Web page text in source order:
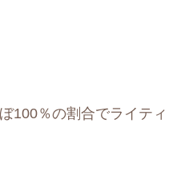
100％の割合でライティ